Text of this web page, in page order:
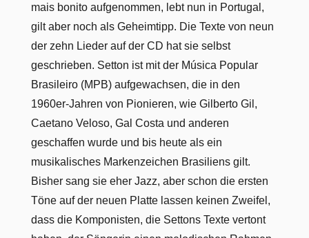
mais bonito aufgenommen, lebt nun in Portugal,
gilt aber noch als Geheimtipp. Die Texte von neun
der zehn Lieder auf der CD hat sie selbst
geschrieben. Setton ist mit der Música Popular
Brasileiro (MPB) aufgewachsen, die in den
1960er-Jahren von Pionieren, wie Gilberto Gil,
Caetano Veloso, Gal Costa und anderen
geschaffen wurde und bis heute als ein
musikalisches Markenzeichen Brasiliens gilt.
Bisher sang sie eher Jazz, aber schon die ersten
Töne auf der neuen Platte lassen keinen Zweifel,
dass die Komponisten, die Settons Texte vertont